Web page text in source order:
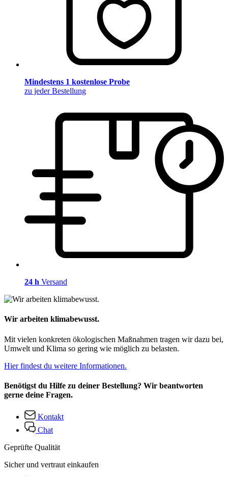
Mindestens 1 kostenlose Probe
zu jeder Bestellung
24 h Versand
Wir arbeiten klimabewusst.
Mit vielen konkreten ökologischen Maßnahmen tragen wir dazu bei,
Umwelt und Klima so gering wie möglich zu belasten.
Hier findest du weitere Informationen.
Benötigst du Hilfe zu deiner Bestellung? Wir beantworten
gerne deine Fragen.
Kontakt
Chat
Geprüfte Qualität
Sicher und vertraut einkaufen